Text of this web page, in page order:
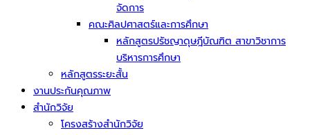
จัดการ
คณะศิลปศาสตร์และการศึกษา
หลักสูตรปรัชญาดุษฎีบัณฑิต สาขาวิชาการ
บริหารการศึกษา
หลักสูตรระยะสั้น
งานประกันคุณภาพ
สำนักวิจัย
โครงสร้างสำนักวิจัย